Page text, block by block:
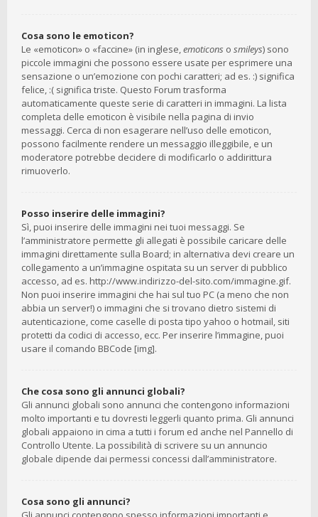
Cosa sono le emoticon?
Le «emoticon» o «faccine» (in inglese,emoticons o smileys) sono
piccole immagini che possono essere usate per esprimere una
sensazione o un’emozione con pochi caratteri; ad es. :) significa
felice, :( significa triste. Questo Forum trasforma
automaticamente queste serie di caratteri in immagini. La lista
completa delle emoticon è visibile nella pagina di invio
messaggi. Cerca di non esagerare nell’uso delle emoticon,
possono facilmente rendere un messaggio illeggibile, e un
moderatore potrebbe decidere di modificarlo o addirittura
rimuoverlo.
Posso inserire delle immagini?
Sì, puoi inserire delle immagini nei tuoi messaggi. Se
l’amministratore permette gli allegati è possibile caricare delle
immagini direttamente sulla Board; in alternativa devi creare un
collegamento a un’immagine ospitata su un server di pubblico
accesso, ad es. http://www.indirizzo-del-sito.com/immagine.gif.
Non puoi inserire immagini che hai sul tuo PC (a meno che non
abbia un server!) o immagini che si trovano dietro sistemi di
autenticazione, come caselle di posta tipo yahoo o hotmail, siti
protetti da codici di accesso, ecc. Per inserire l’immagine, puoi
usare il comando BBCode [img].
Che cosa sono gli annunci globali?
Gli annunci globali sono annunci che contengono informazioni
molto importanti e tu dovresti leggerli quanto prima. Gli annunci
globali appaiono in cima a tutti i forum ed anche nel Pannello di
Controllo Utente. La possibilità di scrivere su un annuncio
globale dipende dai permessi concessi dall’amministratore.
Cosa sono gli annunci?